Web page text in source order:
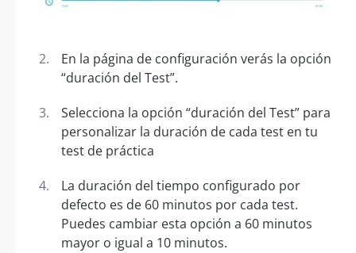
En la página de configuración verás la opción
“duración del Test”.
Selecciona la opción “duración del Test” para
personalizar la duración de cada test en tu
test de práctica
La duración del tiempo configurado por
defecto es de 60 minutos por cada test.
Puedes cambiar esta opción a 60 minutos
mayor o igual a 10 minutos.